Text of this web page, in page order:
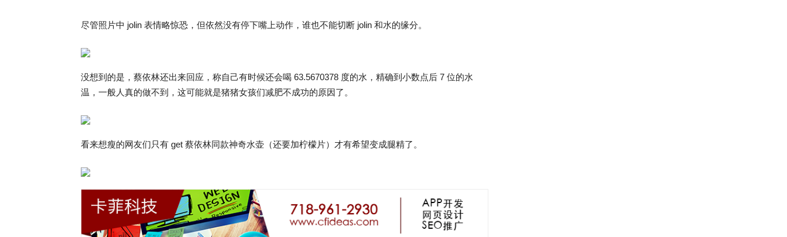
尽管照片中 jolin 表情略惊恐，但依然没有停下嘴上动作，谁也不能切断 jolin 和水的缘分。
没想到的是，蔡依林还出来回应，称自己有时候还会喝 63.5670378 度的水，精确到小数点后 7 位的水
温，一般人真的做不到，这可能就是猪猪女孩们减肥不成功的原因了。
看来想瘦的网友们只有 get 蔡依林同款神奇水壶（还要加柠檬片）才有希望变成腿精了。